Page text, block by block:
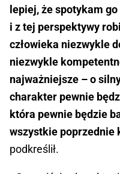
lepiej, że spotykam
i z tej perspektywy
człowieka niezwykle
niezwykle
najważniejsze – o
charakter pewnie
która pewnie będzie
wszystkie poprzednie
podkreślił.